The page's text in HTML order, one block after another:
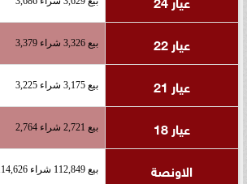
عيار 22 بيع 3,326 شراء 3,379
عيار 21 بيع 3,175 شراء 3,225
عيار 18 بيع 2,721 شراء 2,764
الاونصة بيع 112,849 شراء 114,626